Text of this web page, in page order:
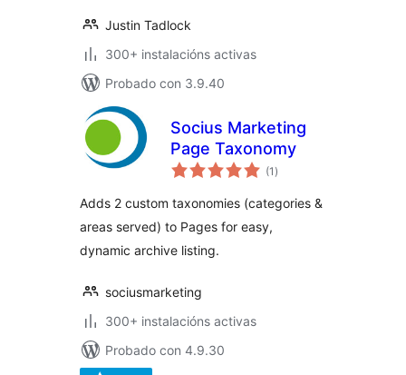
Justin Tadlock
300+ instalacións activas
Probado con 3.9.40
Socius Marketing
Page Taxonomy
(1 valoracións
totais
)
Adds 2 custom taxonomies (categories &
areas served) to Pages for easy,
dynamic archive listing.
sociusmarketing
300+ instalacións activas
Probado con 4.9.30